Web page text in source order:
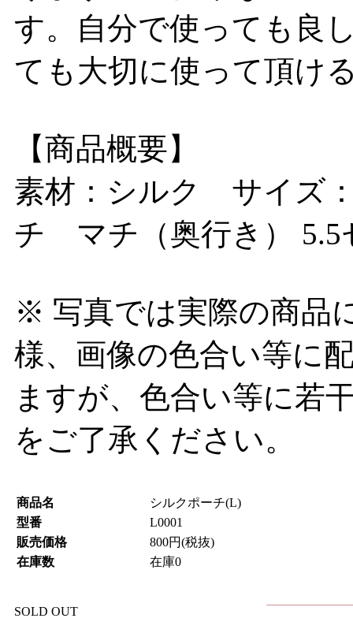
す。自分で使っても良
ても大切に使って頂け
【商品概要】
素材：シルク サイズ
チ マチ（奥行き） 5.5
※ 写真では実際の商品
様、画像の色合い等に
ますが、色合い等に若
をご了承ください。
商品名
シルクポーチ(L)
型番
L0001
販売価格
800円(税抜)
在庫数
在庫0
SOLD OUT